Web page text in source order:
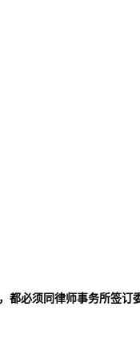
都必须同律师事务所签订